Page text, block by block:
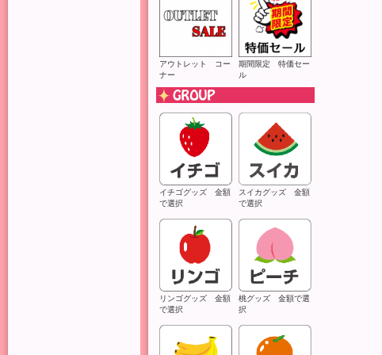
アウトレット コー
ナー
期間限定 特価セー
ル
イチゴグッズ 金額
で選択
スイカグッズ 金額
で選択
リンゴグッズ 金額
で選択
桃グッズ 金額で選
択